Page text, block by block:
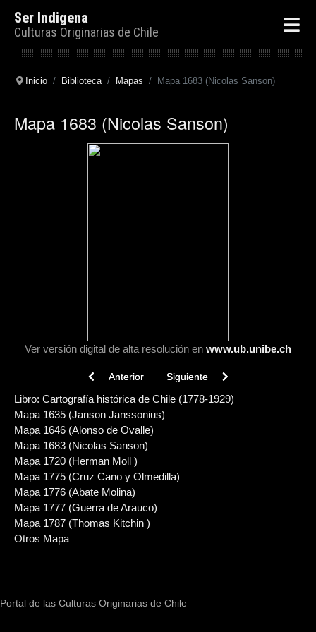
Ser Indigena
Culturas Originarias de Chile
Inicio Biblioteca Mapas Mapa 1683 (Nicolas Sanson)
Mapa 1683 (Nicolas Sanson)
Ver versión digital de alta resolución en www.ub.unibe.ch
Previous article: Mapa 1720 (Herman Moll )
Anterior Next article: Libro: Cartografía
Siguiente
Libro: Cartografía histórica de Chile (1778-1929)
Mapa 1635 (Janson Janssonius)
Mapa 1646 (Alonso de Ovalle)
Mapa 1683 (Nicolas Sanson)
Mapa 1720 (Herman Moll )
Mapa 1775 (Cruz Cano y Olmedilla)
Mapa 1776 (Abate Molina)
Mapa 1777 (Guerra de Arauco)
Mapa 1787 (Thomas Kitchin )
Otros Mapa
Portal de las Culturas Originarias de Chile